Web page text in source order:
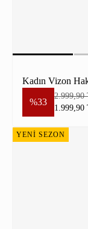
Kadın Vizon
%33
2.999,90
1.999,90
YENİ SEZON